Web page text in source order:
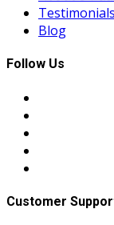
Testimonials
Blog
Follow Us
Customer